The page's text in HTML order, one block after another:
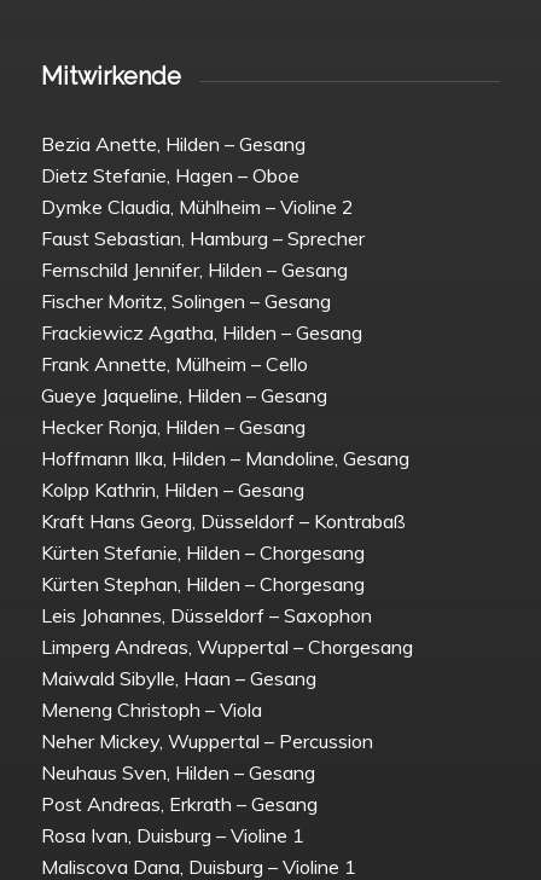
Mitwirkende
Bezia Anette, Hilden – Gesang
Dietz Stefanie, Hagen – Oboe
Dymke Claudia, Mühlheim – Violine 2
Faust Sebastian, Hamburg – Sprecher
Fernschild Jennifer, Hilden – Gesang
Fischer Moritz, Solingen – Gesang
Frackiewicz Agatha, Hilden – Gesang
Frank Annette, Mülheim – Cello
Gueye Jaqueline, Hilden – Gesang
Hecker Ronja, Hilden – Gesang
Hoffmann Ilka, Hilden – Mandoline, Gesang
Kolpp Kathrin, Hilden – Gesang
Kraft Hans Georg, Düsseldorf – Kontrabaß
Kürten Stefanie, Hilden – Chorgesang
Kürten Stephan, Hilden – Chorgesang
Leis Johannes, Düsseldorf – Saxophon
Limperg Andreas, Wuppertal – Chorgesang
Maiwald Sibylle, Haan – Gesang
Meneng Christoph – Viola
Neher Mickey, Wuppertal – Percussion
Neuhaus Sven, Hilden – Gesang
Post Andreas, Erkrath – Gesang
Rosa Ivan, Duisburg – Violine 1
Maliscova Dana, Duisburg – Violine 1